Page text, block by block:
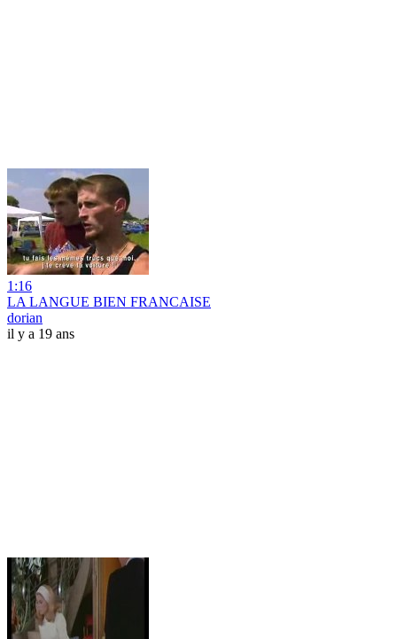
1:16
LA LANGUE BIEN FRANCAISE
dorian
il y a 19 ans